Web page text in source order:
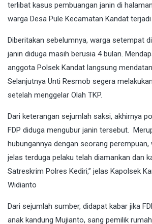
terlibat kasus pembuangan janin di
warga Desa Pule Kecamatan Kandat
Diberitakan sebelumnya, warga setempat
janin diduga masih berusia 4 bulan.
anggota Polsek Kandat langsung
Selanjutnya Unti Resmob segera
setelah menggelar Olah TKP.
Dari keterangan sejumlah saksi, akhirnya
FDP diduga mengubur janin tersebut.
hubungannya dengan seorang perempuan,
jelas terduga pelaku telah diamankan dan
Satreskrim Polres Kediri,” jelas Kapolsek
Widianto
Dari sejumlah sumber, didapat kabar jika
anak kandung Mujianto, sang pemilik